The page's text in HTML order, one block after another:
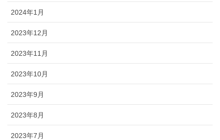
2024年1月
2023年12月
2023年11月
2023年10月
2023年9月
2023年8月
2023年7月